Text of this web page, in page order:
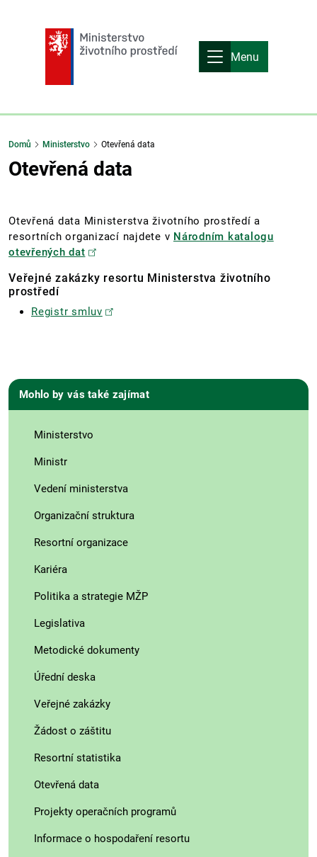
Menu
Domů Ministerstvo Otevřená data
Otevřená data
Otevřená data Ministerstva životního prostředí a
resortních organizací najdete v Národním katalogu
otevřených dat
Veřejné zakázky resortu Ministerstva životního
prostředí
Registr smluv
Mohlo by vás také zajímat
Ministerstvo
Ministr
Vedení ministerstva
Organizační struktura
Resortní organizace
Kariéra
Politika a strategie MŽP
Legislativa
Metodické dokumenty
Úřední deska
Veřejné zakázky
Žádost o záštitu
Resortní statistika
Otevřená data
Projekty operačních programů
Informace o hospodaření resortu